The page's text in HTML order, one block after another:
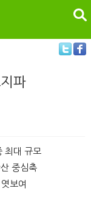
검색
파
최대 규모
중심축
보여